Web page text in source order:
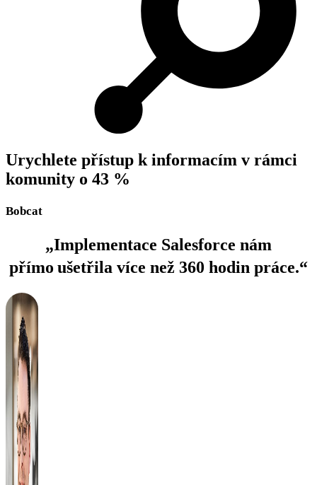
Urychlete přístup k informacím v rámci
komunity o 43 %
Bobcat
„Implementace Salesforce nám
přímo ušetřila více než 360 hodin práce.“